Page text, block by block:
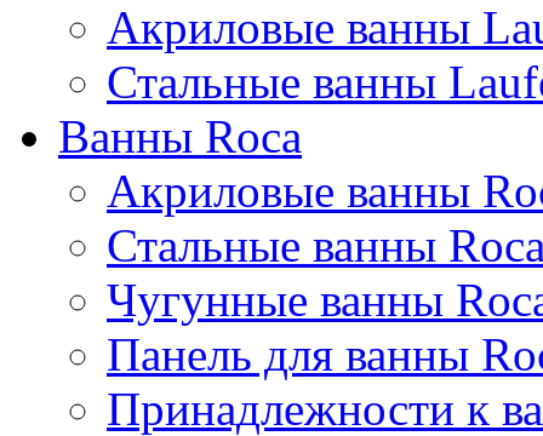
Акриловые ванны
Стальные ванны
Ванны Roca
Акриловые ванны
Стальные ванны
Чугунные ванны
Панель для ванны
Принадлежности к